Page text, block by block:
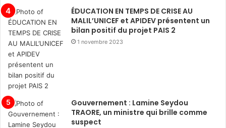
ÉDUCATION EN TEMPS DE CRISE AU
MALIL’UNICEF et APIDEV présentent un
bilan positif du projet PAIS 2
1 novembre 2023
Gouvernement : Lamine Seydou
TRAORE, un ministre qui brille comme
suspect